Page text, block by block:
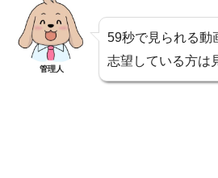
管理人
59秒で見られる動
志望している方は